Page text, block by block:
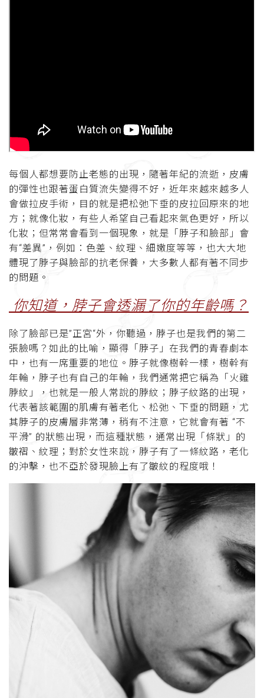
每個人都想要防止老態的出現，隨著年紀的流逝，皮膚
的彈性也跟著蛋白質流失變得不好，近年來越來越多人
會做拉皮手術，目的就是把松弛下垂的皮拉回原來的地
方；就像化妝，有些人希望自己看起來氣色更好，所以
化妝；但常常會看到一個現象，就是「脖子和臉部」會
有“差異”，例如：色差、紋理、細嫩度等等，也大大地
體現了脖子與臉部的抗老保養，大多數人都有著不同步
的問題。
你知道，脖子會透漏了你的年齡嗎？
除了臉部已是”正宮“外，你聽過，脖子也是我們的第二
張臉嗎？如此的比喻，顯得「脖子」在我們的青春劇本
中，也有一席重要的地位。脖子就像樹幹一樣，樹幹有
年輪，脖子也有自己的年輪，我們通常把它稱為「火雞
脖紋」，也就是一般人常說的脖紋；脖子紋路的出現，
代表著該範圍的肌膚有著老化、松弛、下垂的問題，尤
其脖子的皮膚層非常薄，稍有不注意，它就會有著 “不
平滑” 的狀態出現，而這種狀態，通常出現「條狀」的
皺褶、紋理；對於女性來說，脖子有了一條紋路，老化
的沖擊，也不亞於發現臉上有了皺紋的程度哦！